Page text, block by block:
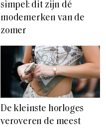
simpel: dit zijn dé
modemerken van de
zomer
De kleinste horloges
veroveren de meest